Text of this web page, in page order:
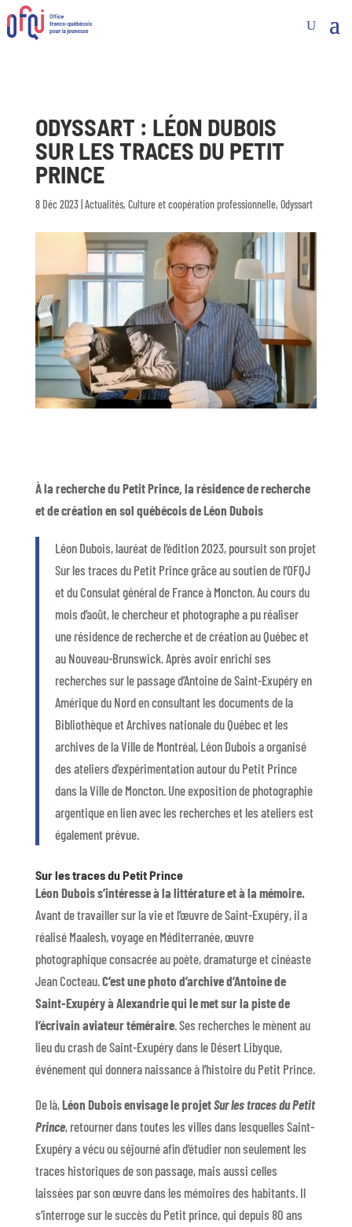
ODYSSART : LÉON DUBOIS
SUR LES TRACES DU PETIT
PRINCE
8 Déc 2023| Actualités, Culture et coopération professionnelle, Odyssart
À la recherche du Petit Prince, la résidence de recherche
et de création en sol québécois de Léon Dubois
Léon Dubois, lauréat de l’édition 2023, poursuit son projet
Sur les traces du Petit Prince grâce au soutien de l’OFQJ
et du Consulat général de France à Moncton. Au cours du
mois d’août, le chercheur et photographe a pu réaliser
une résidence de recherche et de création au Québec et
au Nouveau-Brunswick. Après avoir enrichi ses
recherches sur le passage d’Antoine de Saint-Exupéry en
Amérique du Nord en consultant les documents de la
Bibliothèque et Archives nationale du Québec et les
archives de la Ville de Montréal, Léon Dubois a organisé
des ateliers d’expérimentation autour du Petit Prince
dans la Ville de Moncton. Une exposition de photographie
argentique en lien avec les recherches et les ateliers est
également prévue.
Sur les traces du Petit Prince
Léon Dubois s’intéresse à la littérature et à la mémoire.
Avant de travailler sur la vie et l’œuvre de Saint-Exupéry, il a
réalisé Maalesh, voyage en Méditerranée, œuvre
photographique consacrée au poète, dramaturge et cinéaste
Jean Cocteau. C’est une photo d’archive d’Antoine de
Saint-Exupéry à Alexandrie qui le met sur la piste de
l’écrivain aviateur téméraire. Ses recherches le mènent au
lieu du crash de Saint-Exupéry dans le Désert Libyque,
événement qui donnera naissance à l’histoire du Petit Prince.
De là,Léon Dubois envisage le projetSur les traces du Petit
Prince, retourner dans toutes les villes dans lesquelles Saint-
Exupéry a vécu ou séjourné afin d’étudier non seulement les
traces historiques de son passage, mais aussi celles
laissées par son œuvre dans les mémoires des habitants. Il
s’interroge sur le succès du Petit prince, qui depuis 80 ans